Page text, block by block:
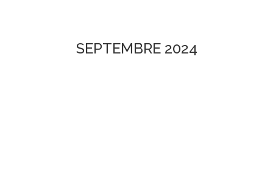
SEPTEMBRE 2024